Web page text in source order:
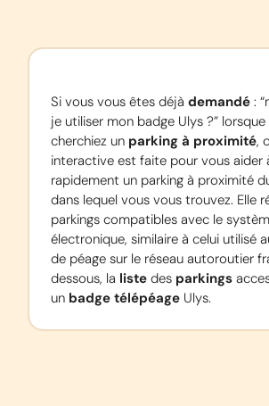
Si vous vous êtes déjà demandé :
je utiliser mon badge Ulys ?”
cherchiez un parking à proximité,
interactive est faite pour vous aider
rapidement un parking à proximité
dans lequel vous vous trouvez. Elle
parkings compatibles avec le
électronique, similaire à celui utilisé
de péage sur le réseau autoroutier
dessous, la liste des parkings
un badge télépéage Ulys.